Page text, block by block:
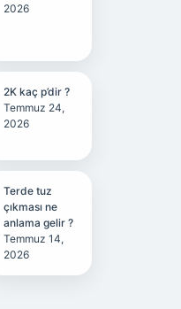
2026
2K kaç p’dir ?
Temmuz 24,
2026
Terde tuz
çıkması ne
anlama gelir ?
Temmuz 14,
2026